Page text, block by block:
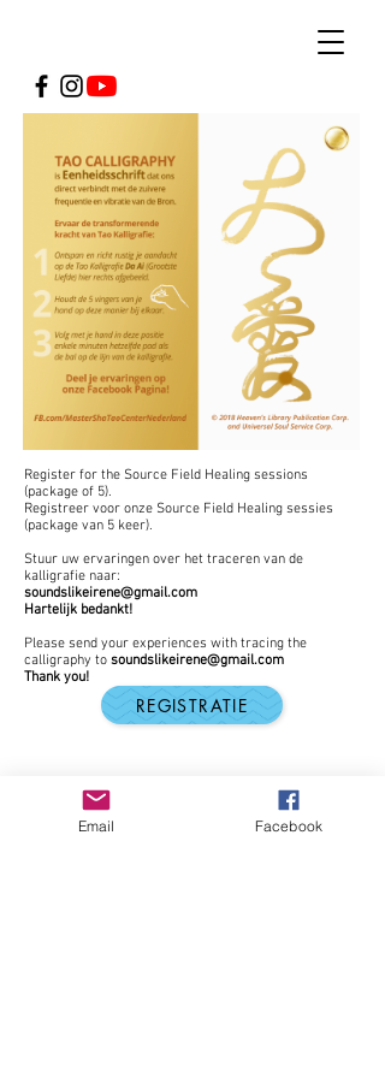
Register for the Source Field Healing sessions
(package of 5).
Registreer voor onze Source Field Healing sessies
(package van 5 keer).
Stuur uw ervaringen over het traceren van de
kalligrafie naar:
soundslikeirene@gmail.com
Hartelijk bedankt!
Please send your experiences with tracing the
calligraphy to soundslikeirene@gmail.com
Thank you!
REGISTRATIE
Email Facebook